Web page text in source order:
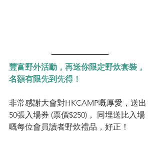
豐富野外活動，再送你限定野炊套裝，
名額有限先到先得！
非常感謝大會對HKCAMP嘅厚愛，送出
50張入場券 (票價$250)， 同埋送比入場
嘅每位會員讀者野炊禮品，好正！